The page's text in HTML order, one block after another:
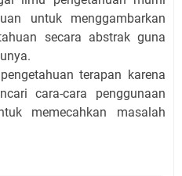
untuk menggambarkan
secara abstrak guna
terapan karena
cara-cara penggunaan
memecahkan masalah